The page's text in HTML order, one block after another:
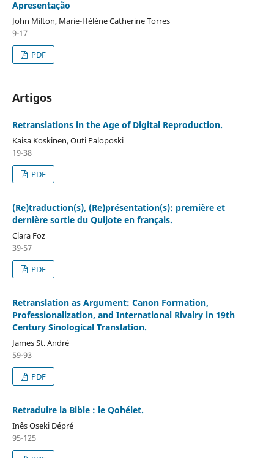
Apresentação
John Milton, Marie-Hélène Catherine Torres
9-17
PDF
Artigos
Retranslations in the Age of Digital Reproduction.
Kaisa Koskinen, Outi Paloposki
19-38
PDF
(Re)traduction(s), (Re)présentation(s): première et
dernière sortie du Quijote en français.
Clara Foz
39-57
PDF
Retranslation as Argument: Canon Formation,
Professionalization, and International Rivalry in 19th
Century Sinological Translation.
James St. André
59-93
PDF
Retraduire la Bible : le Qohélet.
Inês Oseki Dépré
95-125